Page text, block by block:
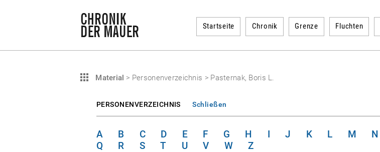
Startseite Chronik Grenze Fluchten
Material > Personenverzeichnis > Pasternak, Boris L.
PERSONENVERZEICHNIS Schließen
A B C D E F G H I J K L M N
Q
R S T U V W Z